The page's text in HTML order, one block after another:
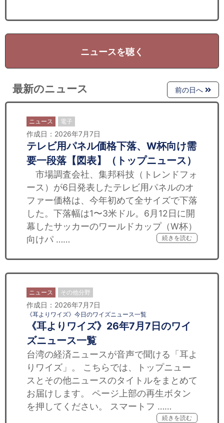
ニュースを聴く
最新のニュース 前の日へ
ニュース 電子
作成日：2026年7月7日
テレビ用パネル価格下落、W杯向け需
要一段落【図表】（トップニュース）
市場調査会社、集邦科技（トレンドフォ
ース）が6日発表したテレビ用パネルのオ
ファー価格は、今年初めて全サイズで下落
した。下落幅は1〜3米ドル。6月12日に開
幕したサッカーのワールドカップ（W杯）
向けパ ……
続きを読む
ニュース その他分野
作成日：2026年7月7日
《耳よりワイズ》今日のワイズニュース一覧
《耳よりワイズ》26年7月7日のワイ
ズニュース一覧
台湾の経済ニュースが音声で聞ける「耳よ
りワイズ」。 こちらでは、トップニュー
スとその他ニュースのタイトルをまとめて
お届けします。 ページ上部の再生ボタン
を押してください。 スマートフ ……
続きを読む